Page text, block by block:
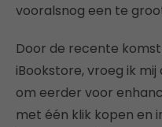
vooralsnog een te
Door de recente
iBookstore, vroeg ik
om eerder voor
met één klik kopen en